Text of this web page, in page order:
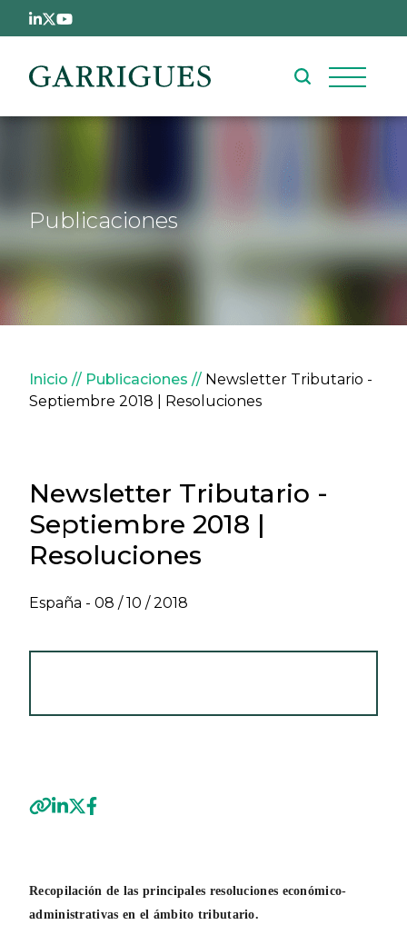
Pasar al contenido principal
Publicaciones
Sobrescribir enlaces de
Inicio Publicaciones
Newsletter Tributario -
Septiembre 2018 | Resoluciones
Newsletter Tributario -
Septiembre 2018 |
Resoluciones
España - 08 / 10 / 2018
Recopilación de las principales resoluciones económico-
administrativas en el ámbito tributario.